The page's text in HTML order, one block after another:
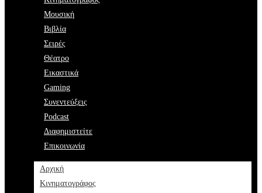
Μουσική
Βιβλία
Σειρές
Θέατρο
Εικαστικά
Gaming
Συνεντεύξεις
Podcast
Διαφημιστείτε
Επικοινωνία
Αρχική
Κινηματογράφος